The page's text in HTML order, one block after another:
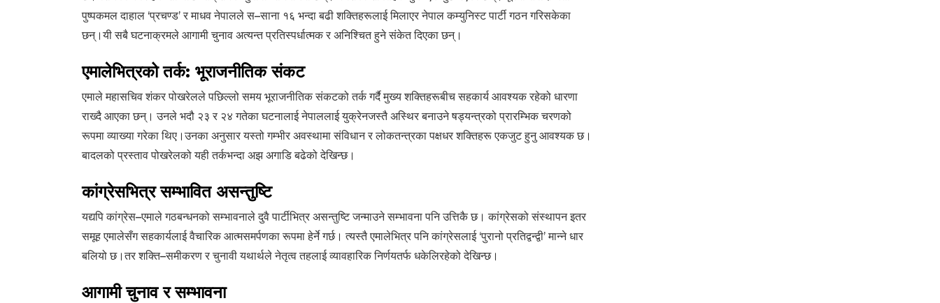
पुष्पकमल दाहाल ‘प्रचण्ड’ र माधव नेपालले स–साना १६ भन्दा बढी शक्तिहरूलाई मिलाएर नेपाल कम्युनिस्ट पार्टी गठन गरिसकेका
छन्।यी सबै घटनाक्रमले आगामी चुनाव अत्यन्त प्रतिस्पर्धात्मक र अनिश्चित हुने संकेत दिएका छन्।
एमालेभित्रको तर्क: भूराजनीतिक संकट
एमाले महासचिव शंकर पोखरेलले पछिल्लो समय भूराजनीतिक संकटको तर्क गर्दै मुख्य शक्तिहरूबीच सहकार्य आवश्यक रहेको धारणा
राख्दै आएका छन्। उनले भदौ २३ र २४ गतेका घटनालाई नेपाललाई युक्रेनजस्तै अस्थिर बनाउने षड्यन्त्रको प्रारम्भिक चरणको
रूपमा व्याख्या गरेका थिए।उनका अनुसार यस्तो गम्भीर अवस्थामा संविधान र लोकतन्त्रका पक्षधर शक्तिहरू एकजुट हुनु आवश्यक छ।
बादलको प्रस्ताव पोखरेलको यही तर्कभन्दा अझ अगाडि बढेको देखिन्छ।
कांग्रेसभित्र सम्भावित असन्तुष्टि
यद्यपि कांग्रेस–एमाले गठबन्धनको सम्भावनाले दुवै पार्टीभित्र असन्तुष्टि जन्माउने सम्भावना पनि उत्तिकै छ। कांग्रेसको संस्थापन इतर
समूह एमालेसँग सहकार्यलाई वैचारिक आत्मसमर्पणका रूपमा हेर्ने गर्छ। त्यस्तै एमालेभित्र पनि कांग्रेसलाई ‘पुरानो प्रतिद्वन्द्वी’ मान्ने धार
बलियो छ।तर शक्ति–समीकरण र चुनावी यथार्थले नेतृत्व तहलाई व्यावहारिक निर्णयतर्फ धकेलिरहेको देखिन्छ।
आगामी चुनाव र सम्भावना